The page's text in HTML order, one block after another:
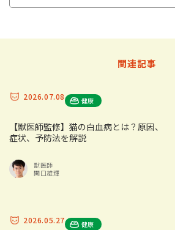
関連記事
2026.07.08 健康
【獣医師監修】猫の白血病とは？原因、
症状、予防法を解説
獣医師
関口雄輝
2026.05.27 健康